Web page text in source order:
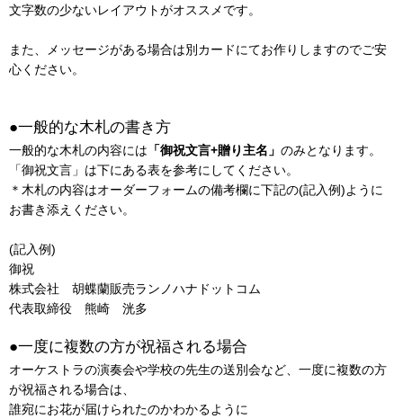
文字数の少ないレイアウトがオススメです。
また、メッセージがある場合は別カードにてお作りしますのでご安
心ください。
●一般的な木札の書き方
一般的な木札の内容には 「御祝文言+贈り主名」 のみとなります。
「御祝文言」は下にある表を参考にしてください。
＊木札の内容はオーダーフォームの備考欄に下記の(記入例)ように
お書き添えください。
(記入例)
御祝
株式会社 胡蝶蘭販売ランノハナドットコム
代表取締役 熊崎 洸多
●一度に複数の方が祝福される場合
オーケストラの演奏会や学校の先生の送別会など、一度に複数の方
が祝福される場合は、
誰宛にお花が届けられたのかわかるように